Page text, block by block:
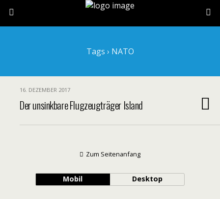
Tags › NATO
16. DEZEMBER 2017
Der unsinkbare Flugzeugträger Island
Zum Seitenanfang
Mobil Desktop